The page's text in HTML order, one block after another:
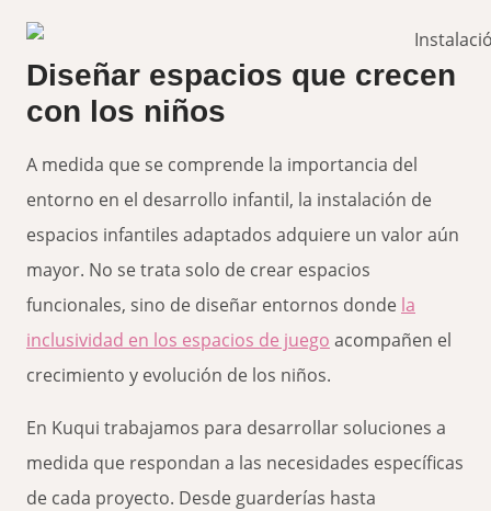
Diseñar espacios que crecen
con los niños
A medida que se comprende la importancia del
entorno en el desarrollo infantil, la instalación de
espacios infantiles adaptados adquiere un valor aún
mayor. No se trata solo de crear espacios
funcionales, sino de diseñar entornos donde la
inclusividad en los espacios de juego acompañen el
crecimiento y evolución de los niños.
En Kuqui trabajamos para desarrollar soluciones a
medida que respondan a las necesidades específicas
de cada proyecto. Desde guarderías hasta